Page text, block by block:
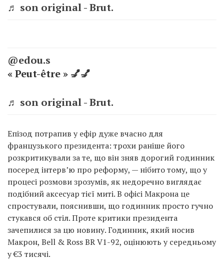
♬ son original - Brut.
@edou.s
« Peut-être » 💅💅
♬ son original - Brut.
Епізод потрапив у ефір дуже вчасно для
французького президента: трохи раніше його
розкритикували за те, що він зняв дорогий годинник
посеред інтерв’ю про реформу, — нібито тому, що у
процесі розмови зрозумів, як недоречно виглядає
подібний аксесуар тієї миті. В офісі Макрона це
спростували, пояснивши, що годинник просто гучно
стукався об стіл. Проте критики президента
зачепилися за цю новину. Годинник, який носив
Макрон, Bell & Ross BR V1-92, оцінюють у середньому
у €3 тисячі.